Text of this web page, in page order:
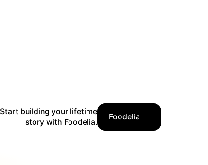
Start building your lifetime
story with Foodelia.
Foodelia